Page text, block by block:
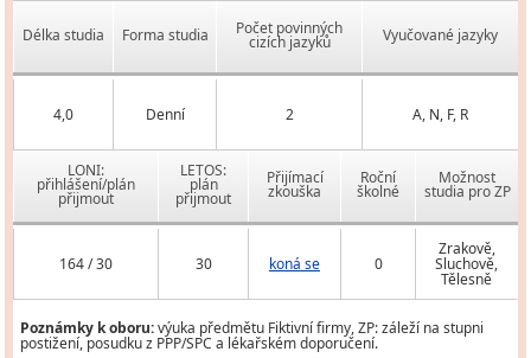
Délka studia Forma studia Počet povinných
cizích jazyků Vyučované jazyky
4,0 Denní 2 A, N, F, R
LONI:
přihlášení/plán
přijmout
LETOS:
plán
přijmout
Přijímací
zkouška
Roční
školné
Možnost
studia pro ZP
164 / 30 30 koná se 0
Zrakově,
Sluchově,
Tělesně
Poznámky k oboru:výuka předmětu Fiktivní firmy, ZP: záleží na stupni
postižení, posudku z PPP/SPC a lékařském doporučení.